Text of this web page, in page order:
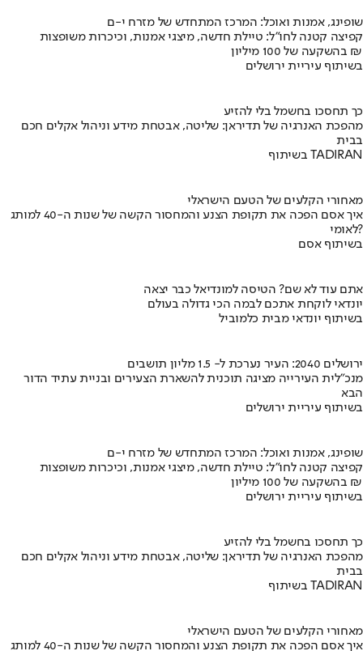
שופינג, אמנות ואוכל: המרכז המתחדש של מזרח י-ם
קפיצה קטנה לחו"ל: טיילת חדשה, מיצגי אמנות, וכיכרות משופצות
בהשקעה של 100 מיליון ₪
בשיתוף עיריית ירושלים
כך תחסכו בחשמל בלי להזיע
מהפכת האנרגיה של תדיראן: שליטה, אבטחת מידע וניהול אקלים חכם
בבית
בשיתוף TADIRAN
מאחורי הקלעים של הטעם הישראלי
איך אסם הפכה את תקופת הצנע והמחסור הקשה של שנות ה-40 למותג
לאומי?
בשיתוף אסם
אתם עוד לא שם? הטיסה למונדיאל כבר יצאה
יונדאי לוקחת אתכם לבמה הכי גדולה בעולם
בשיתוף יונדאי מבית כלמוביל
ירושלים 2040: העיר נערכת ל- 1.5 מליון תושבים
מנכ"לית העירייה מציגה תוכנית להשארת הצעירים ובניית עתיד הדור
הבא
בשיתוף עיריית ירושלים
שופינג, אמנות ואוכל: המרכז המתחדש של מזרח י-ם
קפיצה קטנה לחו"ל: טיילת חדשה, מיצגי אמנות, וכיכרות משופצות
בהשקעה של 100 מיליון ₪
בשיתוף עיריית ירושלים
כך תחסכו בחשמל בלי להזיע
מהפכת האנרגיה של תדיראן: שליטה, אבטחת מידע וניהול אקלים חכם
בבית
בשיתוף TADIRAN
מאחורי הקלעים של הטעם הישראלי
איך אסם הפכה את תקופת הצנע והמחסור הקשה של שנות ה-40 למותג